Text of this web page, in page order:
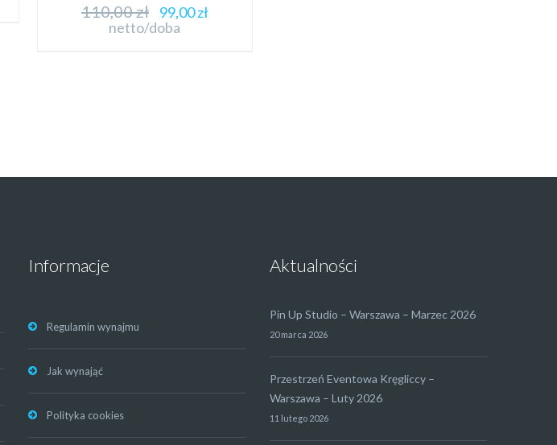
110,00zł 99,00zł
netto/doba
Informacje
Regulamin wynajmu
Jak wynająć
Polityka cookies
Aktualności
Pin Up Studio – Warszawa – Marzec 2026
20 marca 2026
Przestrzeń Eventowa Kręgliccy –
Warszawa – Luty 2026
11 lutego 2026